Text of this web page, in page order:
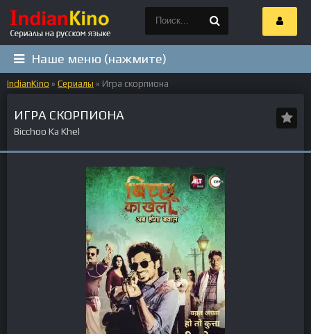
Наше меню (нажмите)
IndianKino » Сериалы » Игра скорпиона
ИГРА СКОРПИОНА
Bicchoo Ka Khel